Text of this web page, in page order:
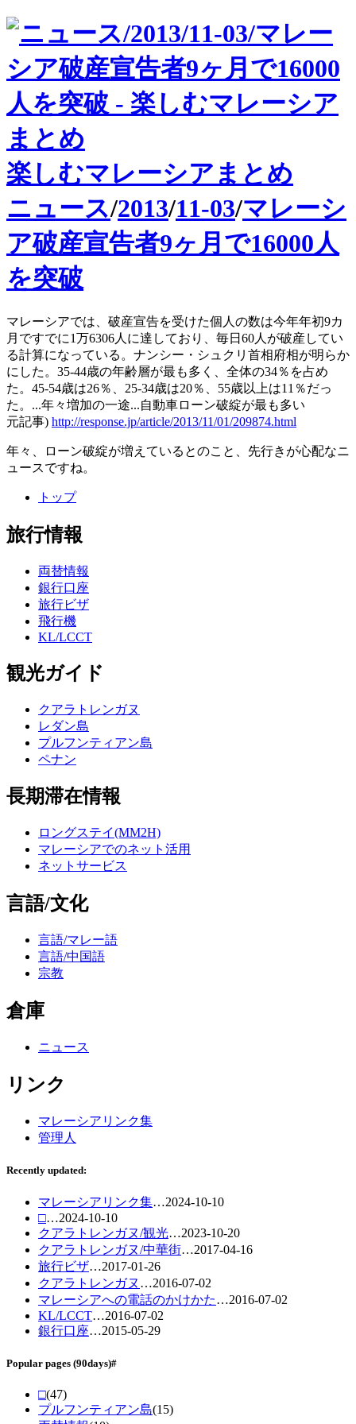
楽しむマレーシアまとめ
ニュース/2013/11-03/マレーシ
ア破産宣告者9ヶ月で16000人
を突破
マレーシアでは、破産宣告を受けた個人の数は今年年初9カ
月ですでに1万6306人に達しており、毎日60人が破産してい
る計算になっている。ナンシー・シュクリ首相府相が明らか
にした。35-44歳の年齢層が最も多く、全体の34％を占め
た。45-54歳は26％、25-34歳は20％、55歳以上は11％だっ
た。...年々増加の一途...自動車ローン破綻が最も多い
元記事) http://response.jp/article/2013/11/01/209874.html
年々、ローン破綻が増えているとのこと、先行きが心配なニ
ュースですね。
トップ
旅行情報
両替情報
銀行口座
旅行ビザ
飛行機
KL/LCCT
観光ガイド
クアラトレンガヌ
レダン島
プルフンティアン島
ペナン
長期滞在情報
ロングステイ(MM2H)
マレーシアでのネット活用
ネットサービス
言語/文化
言語/マレー語
言語/中国語
宗教
倉庫
ニュース
リンク
マレーシアリンク集
管理人
Recently updated:
マレーシアリンク集…2024-10-10
□…2024-10-10
クアラトレンガヌ/観光…2023-10-20
クアラトレンガヌ/中華街…2017-04-16
旅行ビザ…2017-01-26
クアラトレンガヌ …2016-07-02
マレーシアへの電話のかけかた…2016-07-02
KL/LCCT…2016-07-02
銀行口座…2015-05-29
Popular pages (90days)#
□(47)
プルフンティアン島(15)